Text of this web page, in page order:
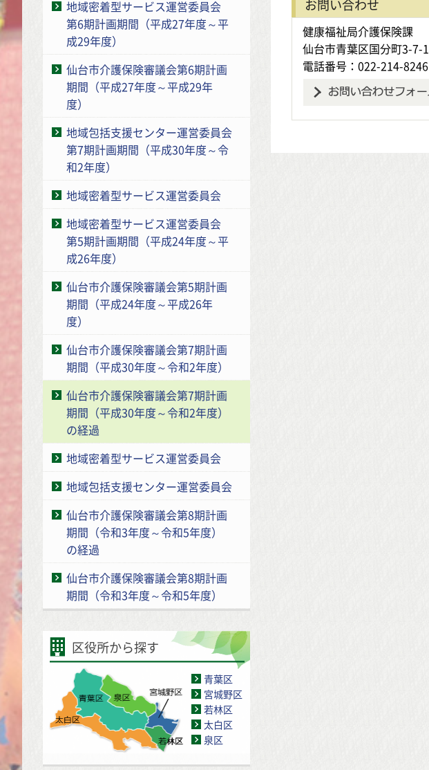
地域密着型サービス運営委員会
第6期計画期間（平成27年度～平
成29年度）
仙台市介護保険審議会第6期計画
期間（平成27年度～平成29年
度）
地域包括支援センター運営委員会
第7期計画期間（平成30年度～令
和2年度）
地域密着型サービス運営委員会
地域密着型サービス運営委員会
第5期計画期間（平成24年度～平
成26年度）
仙台市介護保険審議会第5期計画
期間（平成24年度～平成26年
度）
仙台市介護保険審議会第7期計画
期間（平成30年度～令和2年度）
仙台市介護保険審議会第7期計画
期間（平成30年度～令和2年度）
の経過
地域密着型サービス運営委員会
地域包括支援センター運営委員会
仙台市介護保険審議会第8期計画
期間（令和3年度～令和5年度）
の経過
仙台市介護保険審議会第8期計画
期間（令和3年度～令和5年度）
区役所から探す
青葉区
宮城野区
若林区
太白区
泉区
お問い合わせ
健康福祉局介護保険課
仙台市青葉区国分町3-7-
電話番号：022-214-8246